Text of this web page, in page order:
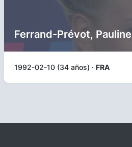
Ferrand-Prévot, Pauline
1992-02-10 (34 años) · FRA